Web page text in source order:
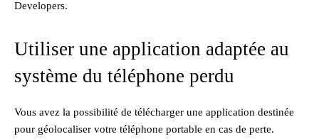
Developers.
Utiliser une application adaptée au
système du téléphone perdu
Vous avez la possibilité de télécharger une application destinée
pour géolocaliser votre téléphone portable en cas de perte.